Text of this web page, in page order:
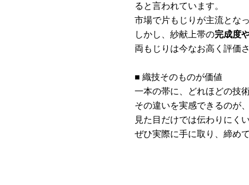
ると言われています。
市場で片もじりが主流とな
しかし、紗献上帯の完成度
両もじりは今なお高く評価
■ 織技そのものが価値
一本の帯に、どれほどの技
その違いを実感できるのが
見た目だけでは伝わりにく
ぜひ実際に手に取り、締め